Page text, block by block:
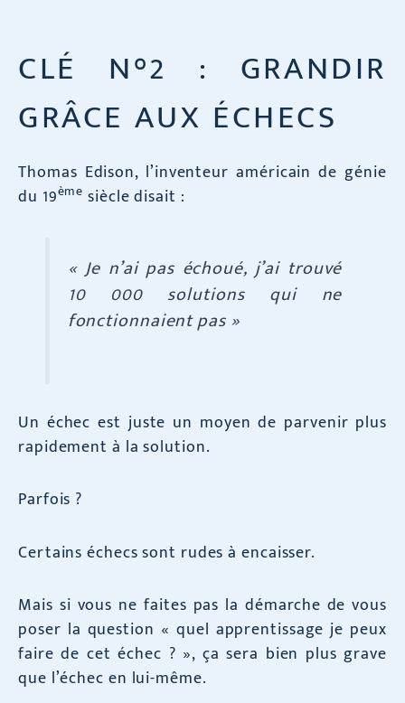
CLÉ N°2 : GRANDIR
GRÂCE AUX ÉCHECS
Thomas Edison, l’inventeur américain de génie
du 19ème siècle disait :
« Je n’ai pas échoué, j’ai trouvé
10 000 solutions qui ne
fonctionnaient pas »
Un échec est juste un moyen de parvenir plus
rapidement à la solution.
Parfois ?
Certains échecs sont rudes à encaisser.
Mais si vous ne faites pas la démarche de vous
poser la question « quel apprentissage je peux
faire de cet échec ? », ça sera bien plus grave
que l’échec en lui-même.